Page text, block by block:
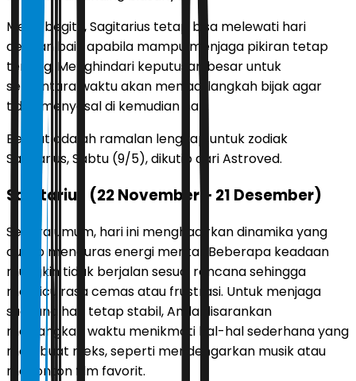
Meski begitu, Sagitarius tetap bisa melewati hari
dengan baik apabila mampu menjaga pikiran tetap
tenang. Menghindari keputusan besar untuk
sementara waktu akan menjadi langkah bijak agar
tidak menyesal di kemudian hari.
Berikut adalah ramalan lengkap untuk zodiak
Sagitarius, Sabtu (9/5), dikutip dari Astroved.
Sagitarius (22 November – 21 Desember)
Secara umum, hari ini menghadirkan dinamika yang
cukup menguras energi mental. Beberapa keadaan
mungkin tidak berjalan sesuai rencana sehingga
memicu rasa cemas atau frustrasi. Untuk menjaga
suasana hati tetap stabil, Anda disarankan
meluangkan waktu menikmati hal-hal sederhana yang
membuat rileks, seperti mendengarkan musik atau
menonton film favorit.